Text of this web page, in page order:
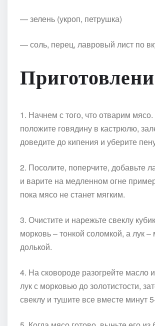
— зелень (укроп, петрушка)
— соль, перец, лавровый лист по
1. Начнем с того, что отварим мясо.
положите говядину в кастрюлю,
доведите до кипения и уберите
2. Посолите, поперчите, добавьте
и варите на медленном огне
пока мясо не станет мягким.
3. Очистите и нарежьте свеклу
морковь – тонкой соломкой, а лук –
долькой.
4. На сковороде разогрейте масло
лук с морковью до золотистости,
свеклу и тушите все вместе минут